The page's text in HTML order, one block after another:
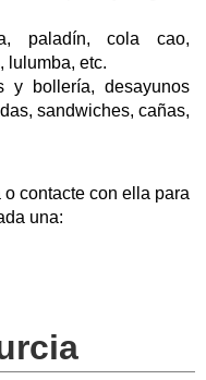
paladín, cola cao,
lulumba, etc.
y bollería, desayunos
sandwiches, cañas,
contacte con ella para
una: